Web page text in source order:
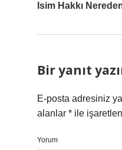
Isim Hakkı
Bir yanıt
E-posta adresiniz
alanlar * ile
Yorum